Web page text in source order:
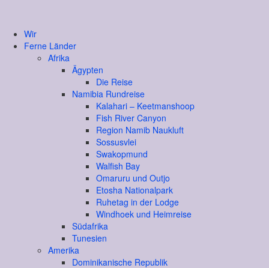
Wir
Ferne Länder
Afrika
Ägypten
Die Reise
Namibia Rundreise
Kalahari – Keetmanshoop
Fish River Canyon
Region Namib Naukluft
Sossusvlei
Swakopmund
Walfish Bay
Omaruru und Outjo
Etosha Nationalpark
Ruhetag in der Lodge
Windhoek und Heimreise
Südafrika
Tunesien
Amerika
Dominikanische Republik